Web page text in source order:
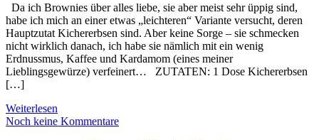
Da ich Brownies über alles liebe, sie aber meist sehr üppig sind,
habe ich mich an einer etwas „leichteren“ Variante versucht, deren
Hauptzutat Kichererbsen sind. Aber keine Sorge – sie schmecken
nicht wirklich danach, ich habe sie nämlich mit ein wenig
Erdnussmus, Kaffee und Kardamom (eines meiner
Lieblingsgewürze) verfeinert… ZUTATEN: 1 Dose Kichererbsen
[…]
Weiterlesen
Noch keine Kommentare